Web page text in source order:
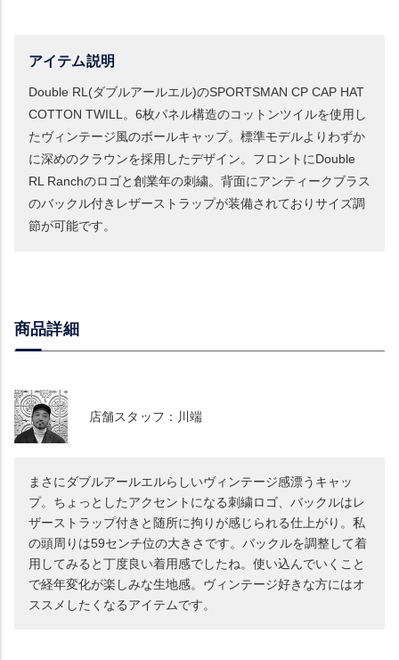
アイテム説明
Double RL(ダブルアールエル)のSPORTSMAN CP CAP HAT
COTTON TWILL。6枚パネル構造のコットンツイルを使用し
たヴィンテージ風のボールキャップ。標準モデルよりわずか
に深めのクラウンを採用したデザイン。フロントにDouble
RL Ranchのロゴと創業年の刺繍。背面にアンティークブラス
のバックル付きレザーストラップが装備されておりサイズ調
節が可能です。
商品詳細
店舗スタッフ：川端
まさにダブルアールエルらしいヴィンテージ感漂うキャッ
プ。ちょっとしたアクセントになる刺繍ロゴ、バックルはレ
ザーストラップ付きと随所に拘りが感じられる仕上がり。私
の頭周りは59センチ位の大きさです。バックルを調整して着
用してみると丁度良い着用感でしたね。使い込んでいくこと
で経年変化が楽しみな生地感。ヴィンテージ好きな方にはオ
ススメしたくなるアイテムです。